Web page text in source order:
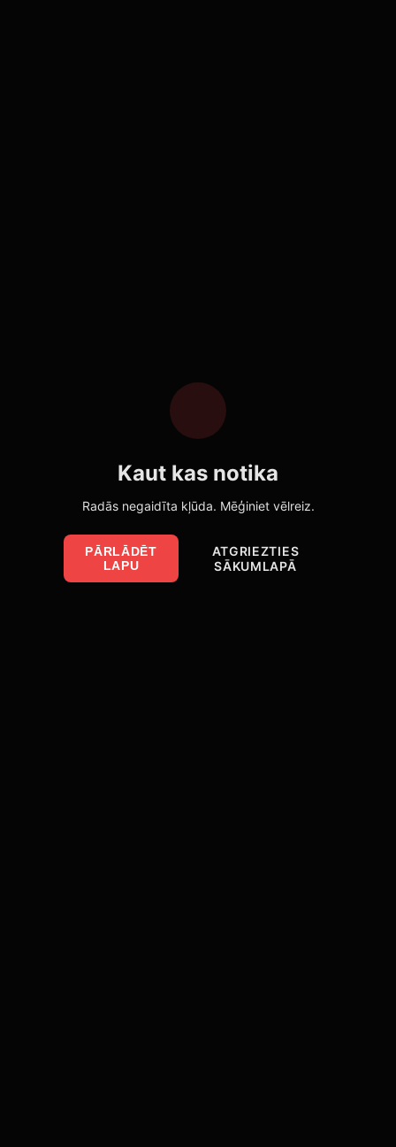
Kaut kas notika
Radās negaidīta kļūda. Mēģiniet vēlreiz.
PĀRLĀDĒT
LAPU
ATGRIEZTIES
SĀKUMLAPĀ